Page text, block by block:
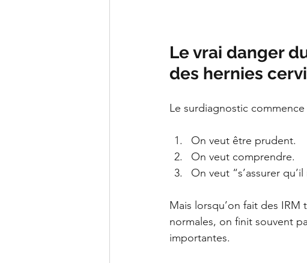
Le vrai danger
des hernies
Le surdiagnostic
On veut être prudent.
On veut comprendre.
On veut “s’assurer
Mais lorsqu’on fait des
normales, on finit souvent
importantes.